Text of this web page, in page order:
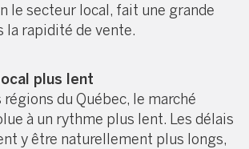
le secteur local, fait une grande
la rapidité de vente.
plus lent
régions du Québec, le marché
à un rythme plus lent. Les délais
y être naturellement plus longs,